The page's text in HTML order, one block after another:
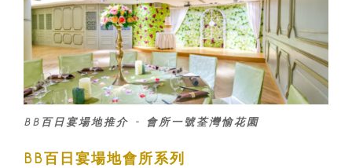
BB百日宴場地推介 - 會所一號荃灣愉花園
BB百日宴場地會所系列